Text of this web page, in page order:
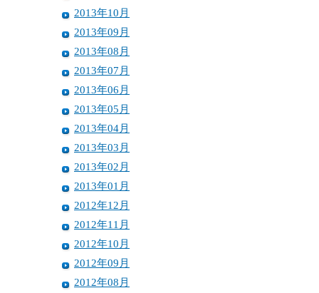
2013年10月
2013年09月
2013年08月
2013年07月
2013年06月
2013年05月
2013年04月
2013年03月
2013年02月
2013年01月
2012年12月
2012年11月
2012年10月
2012年09月
2012年08月